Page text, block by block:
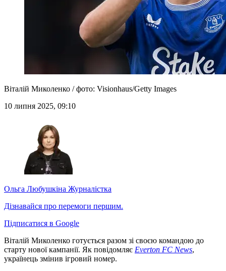
Віталій Миколенко / фото: Visionhaus/Getty Images
10 липня 2025, 09:10
Ольга Любушкіна Журналістка
Дізнавайся про перемоги першим.
Підписатися в Google
Віталій Миколенко готується разом зі своєю командою до
старту нової кампанії. Як повідомляє Everton FC News,
українець змінив ігровий номер.